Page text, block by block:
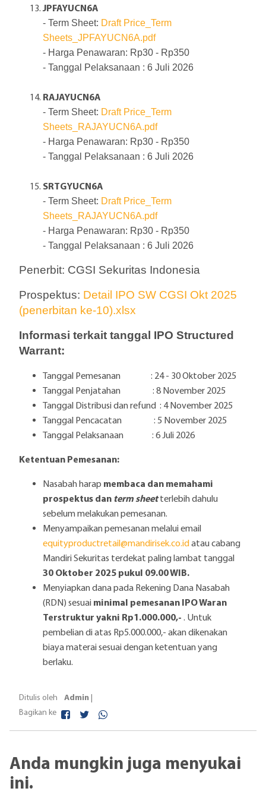
JPFAYUCN6A
- Term Sheet: Draft Price_Term
Sheets_JPFAYUCN6A.pdf
- Harga Penawaran: Rp30 - Rp350
- Tanggal Pelaksanaan : 6 Juli 2026
RAJAYUCN6A
- Term Sheet: Draft Price_Term
Sheets_RAJAYUCN6A.pdf
- Harga Penawaran: Rp30 - Rp350
- Tanggal Pelaksanaan : 6 Juli 2026
SRTGYUCN6A
- Term Sheet: Draft Price_Term
Sheets_RAJAYUCN6A.pdf
- Harga Penawaran: Rp30 - Rp350
- Tanggal Pelaksanaan : 6 Juli 2026
Penerbit: CGSI Sekuritas Indonesia
Prospektus: Detail IPO SW CGSI Okt 2025
(penerbitan ke-10).xlsx
Informasi terkait tanggal IPO Structured
Warrant:
Tanggal Pemesanan : 24 - 30 Oktober 2025
Tanggal Penjatahan : 8 November 2025
Tanggal Distribusi dan refund : 4 November 2025
Tanggal Pencacatan : 5 November 2025
Tanggal Pelaksanaan : 6 Juli 2026
Ketentuan Pemesanan:
Nasabah harap membaca dan memahami
prospektus dan term sheet terlebih dahulu
sebelum melakukan pemesanan.
Menyampaikan pemesanan melalui email
equityproductretail@mandirisek.co.idatau cabang
Mandiri Sekuritas terdekat paling lambat tanggal
30 Oktober 2025 pukul 09.00 WIB.
Menyiapkan dana pada Rekening Dana Nasabah
(RDN) sesuai minimal pemesanan IPO Waran
Terstruktur yakni Rp1.000.000,- . Untuk
pembelian di atas Rp5.000.000,- akan dikenakan
biaya materai sesuai dengan ketentuan yang
berlaku.
Ditulis oleh Admin|
Bagikan ke
Anda mungkin juga menyukai
ini.